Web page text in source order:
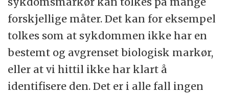
forskjellige måter. Det kan for eksempel
tolkes som at sykdommen ikke har en
bestemt og avgrenset biologisk markør,
eller at vi hittil ikke har klart å
identifisere den. Det er i alle fall ingen